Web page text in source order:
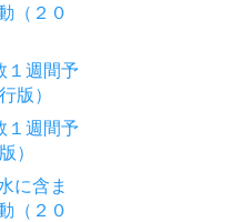
（２０
１週間予
版）
１週間予
）
に含ま
（２０